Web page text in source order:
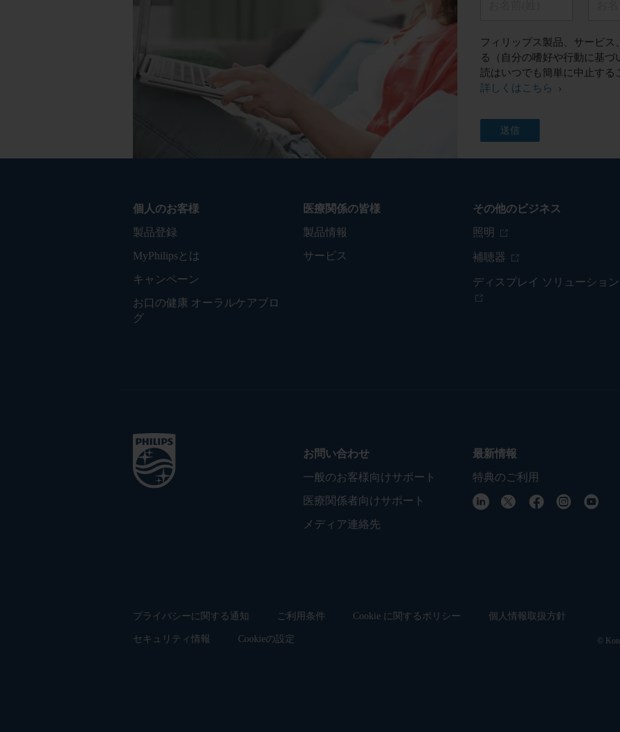
フィリップス製品、サービ
る（自分の嗜好や行動に基
読はいつでも簡単に中止する
詳しくはこちら
個人のお客様
製品登録
MyPhilipsとは
キャンペーン
お口の健康 オーラルケアブロ
グ
医療関係の皆様
製品情報
サービス
その他のビジネス
照明
補聴器
ディスプレイ ソリューション
お問い合わせ
一般のお客様向けサポート
医療関係者向けサポート
メディア連絡先
最新情報
特典のご利用
プライバシーに関する通知 ご利用条件 Cookie に関するポリシー 個人情報取扱方針
セキュリティ情報 Cookieの設定 ©